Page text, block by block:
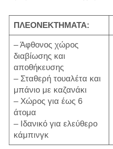
ΠΛΕΟΝΕΚΤΗΜΑΤΑ:
– Άφθονος χώρος
διαβίωσης και
αποθήκευσης
– Σταθερή τουαλέτα και
μπάνιο με καζανάκι
– Χώρος για έως 6
άτομα
– Ιδανικό για ελεύθερο
κάμπινγκ